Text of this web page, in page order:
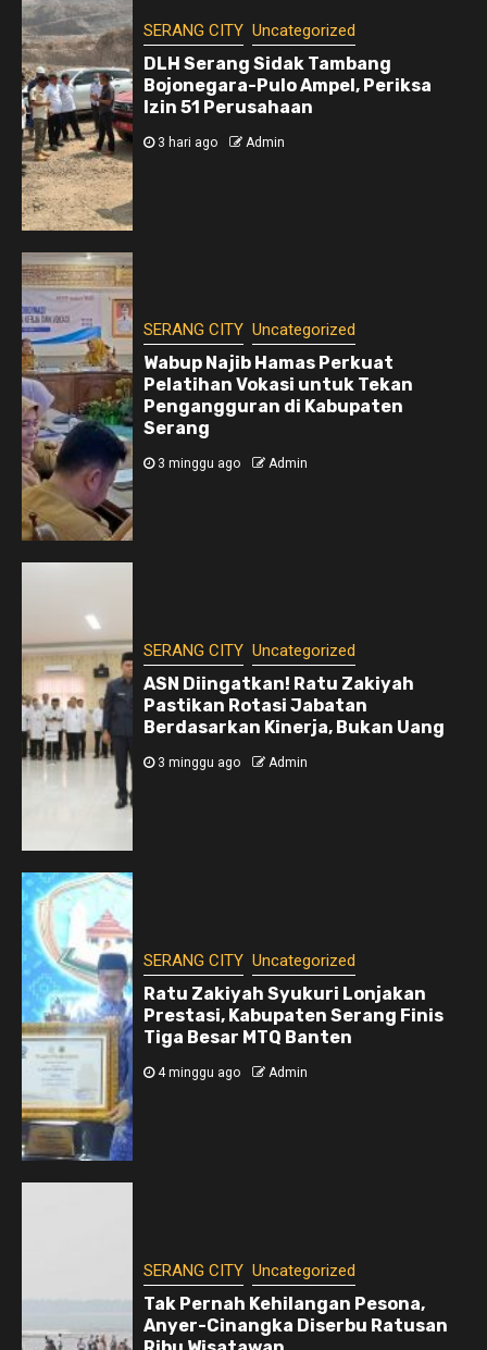
SERANG CITY Uncategorized
DLH Serang Sidak Tambang
Bojonegara-Pulo Ampel, Periksa
Izin 51 Perusahaan
3 hari ago Admin
SERANG CITY Uncategorized
Wabup Najib Hamas Perkuat
Pelatihan Vokasi untuk Tekan
Pengangguran di Kabupaten
Serang
3 minggu ago Admin
SERANG CITY Uncategorized
ASN Diingatkan! Ratu Zakiyah
Pastikan Rotasi Jabatan
Berdasarkan Kinerja, Bukan Uang
3 minggu ago Admin
SERANG CITY Uncategorized
Ratu Zakiyah Syukuri Lonjakan
Prestasi, Kabupaten Serang Finis
Tiga Besar MTQ Banten
4 minggu ago Admin
SERANG CITY Uncategorized
Tak Pernah Kehilangan Pesona,
Anyer-Cinangka Diserbu Ratusan